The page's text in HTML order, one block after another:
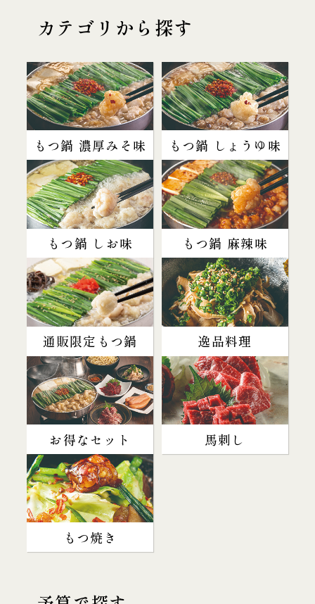
カテゴリから探す
もつ鍋 濃厚みそ味 もつ鍋 しょうゆ味
もつ鍋 しお味 もつ鍋 麻辣味
通販限定もつ鍋 逸品料理
お得なセット 馬刺し
もつ焼き